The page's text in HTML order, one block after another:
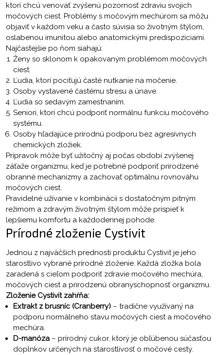
ktorí chcú venovať zvýšenú pozornosť zdraviu svojich
močových ciest. Problémy s močovým mechúrom sa môžu
objaviť v každom veku a často súvisia so životným štýlom,
oslabenou imunitou alebo anatomickými predispozíciami.
Najčastejšie po ňom siahajú:
Ženy so sklonom k opakovaným problémom močových
ciest.
Ľudia, ktorí pociťujú časté nutkanie na močenie.
Osoby vystavené častému stresu a únave.
Ľudia so sedavým zamestnaním.
Seniori, ktorí chcú podporiť normálnu funkciu močového
systému.
Osoby hľadajúce prírodnú podporu bez agresívnych
chemických zložiek.
Prípravok môže byť užitočný aj počas období zvýšenej
záťaže organizmu, keď je potrebné podporiť prirodzené
obranné mechanizmy a zachovať optimálnu rovnováhu
močových ciest.
Pravidelné užívanie v kombinácii s dostatočným pitným
režimom a zdravým životným štýlom môže prispieť k
lepšiemu komfortu a každodennej pohode.
Prírodné zloženie Cystivit
Jednou z najväčších predností produktu Cystivit je jeho
starostlivo vybrané prírodné zloženie. Každá zložka bola
zaradená s cieľom podporiť zdravie močového mechúra,
močových ciest a prirodzenú obranyschopnosť organizmu.
Zloženie Cystivit zahŕňa:
Extrakt z brusníc (Cranberry) – tradične využívaný na
podporu normálneho stavu močových ciest a močového
mechúra.
D-manóza – prírodný cukor, ktorý je obľúbenou súčasťou
doplnkov určených na starostlivosť o močové cesty.